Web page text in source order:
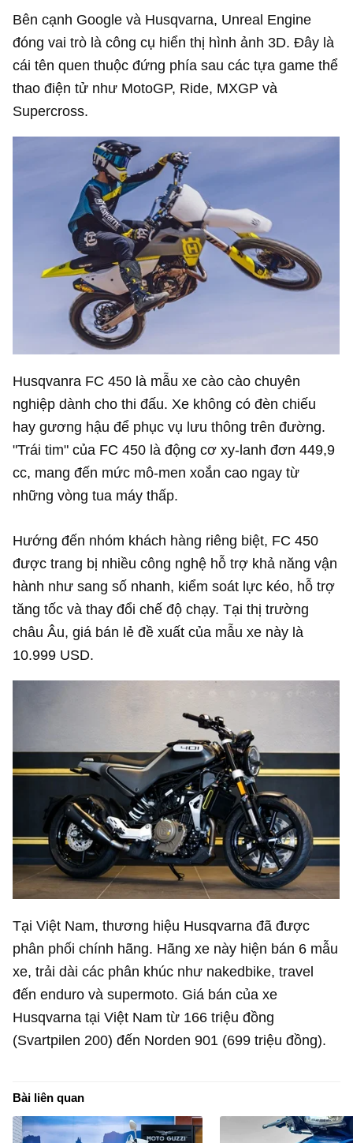
Bên cạnh Google và Husqvarna, Unreal Engine
đóng vai trò là công cụ hiển thị hình ảnh 3D. Đây là
cái tên quen thuộc đứng phía sau các tựa game thể
thao điện tử như MotoGP, Ride, MXGP và
Supercross.
Husqvanra FC 450 là mẫu xe cào cào chuyên
nghiệp dành cho thi đấu. Xe không có đèn chiếu
hay gương hậu để phục vụ lưu thông trên đường.
"Trái tim" của FC 450 là động cơ xy-lanh đơn 449,9
cc, mang đến mức mô-men xoắn cao ngay từ
những vòng tua máy thấp.
Hướng đến nhóm khách hàng riêng biệt, FC 450
được trang bị nhiều công nghệ hỗ trợ khả năng vận
hành như sang số nhanh, kiểm soát lực kéo, hỗ trợ
tăng tốc và thay đổi chế độ chạy. Tại thị trường
châu Âu, giá bán lẻ đề xuất của mẫu xe này là
10.999 USD.
Tại Việt Nam, thương hiệu Husqvarna đã được
phân phối chính hãng. Hãng xe này hiện bán 6 mẫu
xe, trải dài các phân khúc như nakedbike, travel
đến enduro và supermoto. Giá bán của xe
Husqvarna tại Việt Nam từ 166 triệu đồng
(Svartpilen 200) đến Norden 901 (699 triệu đồng).
Bài liên quan